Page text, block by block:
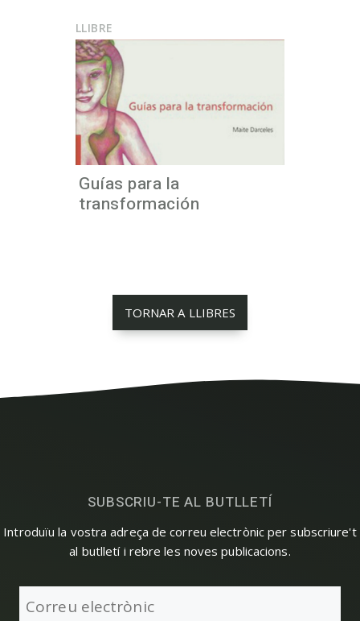
LLIBRE
Guías para la
transformación
TORNAR A LLIBRES
SUBSCRIU-TE AL BUTLLETÍ
Introduïu la vostra adreça de correu electrònic per subscriure't
al butlletí i rebre les noves publicacions.